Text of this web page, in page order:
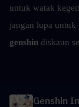
untuk watak
jangan lupa untuk
genshin diskaun
Genshin